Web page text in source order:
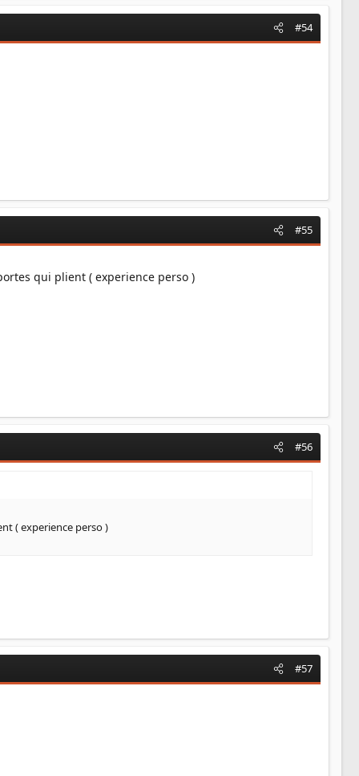
#54
#55
qui plient ( experience perso )
#56
( experience perso )
#57